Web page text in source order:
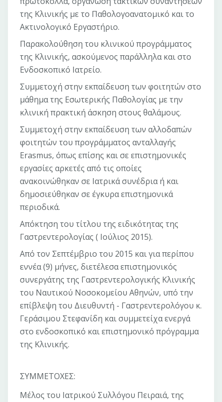
της Κλινικής με το Παθολογοανατομικό και το
Ακτινολογικό Εργαστήριο.
Παρακολούθηση του κλινικού προγράμματος
της Κλινικής, ασκούμενος παράλληλα και στο
Ενδοσκοπικό Ιατρείο.
Συμμετοχή στην εκπαίδευση των φοιτητών στο
μάθημα της Εσωτερικής Παθολογίας με την
κλινική πρακτική άσκηση στους θαλάμους.
Συμμετοχή στην εκπαίδευση των αλλοδαπών
φοιτητών του προγράμματος ανταλλαγής
Erasmus, όπως επίσης και σε επιστημονικές
εργασίες αρκετές από τις οποίες
ανακοινώθηκαν σε Ιατρικά συνέδρια ή και
δημοσιεύθηκαν σε έγκυρα επιστημονικά
περιοδικά.
Απόκτηση του τίτλου της ειδικότητας της
Γαστρεντερολογίας ( Ιούλιος 2015).
Από τον Σεπτέμβριο του 2015 και για περίπου
εννέα (9) μήνες, διετέλεσα επιστημονικός
συνεργάτης της Γαστρεντερολογικής Κλινικής
του Ναυτικού Νοσοκομείου Αθηνών, υπό την
επίβλεψη του Διευθυντή - Γαστρεντερολόγου κ.
Γεράσιμου Στεφανίδη και συμμετείχα ενεργά
στο ενδοσκοπικό και επιστημονικό πρόγραμμα
της Κλινικής.
ΣΥΜΜΕΤΟΧΕΣ:
Μέλος του Ιατρικού Συλλόγου Πειραιά, της